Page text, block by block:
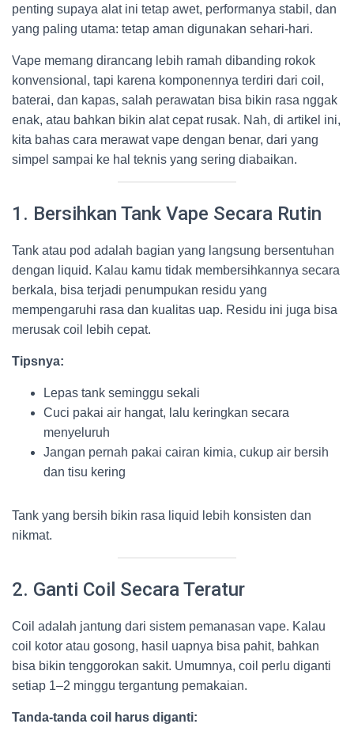
penting supaya alat ini tetap awet, performanya stabil, dan
yang paling utama: tetap aman digunakan sehari-hari.
Vape memang dirancang lebih ramah dibanding rokok
konvensional, tapi karena komponennya terdiri dari coil,
baterai, dan kapas, salah perawatan bisa bikin rasa nggak
enak, atau bahkan bikin alat cepat rusak. Nah, di artikel ini,
kita bahas cara merawat vape dengan benar, dari yang
simpel sampai ke hal teknis yang sering diabaikan.
1. Bersihkan Tank Vape Secara Rutin
Tank atau pod adalah bagian yang langsung bersentuhan
dengan liquid. Kalau kamu tidak membersihkannya secara
berkala, bisa terjadi penumpukan residu yang
mempengaruhi rasa dan kualitas uap. Residu ini juga bisa
merusak coil lebih cepat.
Tipsnya:
Lepas tank seminggu sekali
Cuci pakai air hangat, lalu keringkan secara
menyeluruh
Jangan pernah pakai cairan kimia, cukup air bersih
dan tisu kering
Tank yang bersih bikin rasa liquid lebih konsisten dan
nikmat.
2. Ganti Coil Secara Teratur
Coil adalah jantung dari sistem pemanasan vape. Kalau
coil kotor atau gosong, hasil uapnya bisa pahit, bahkan
bisa bikin tenggorokan sakit. Umumnya, coil perlu diganti
setiap 1–2 minggu tergantung pemakaian.
Tanda-tanda coil harus diganti: